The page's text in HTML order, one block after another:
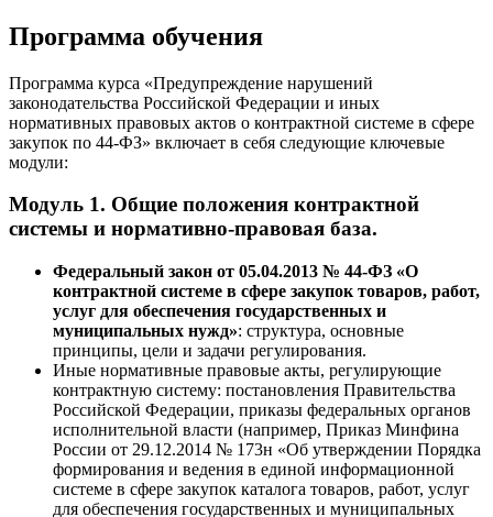
Программа обучения
Программа курса «Предупреждение нарушений
законодательства Российской Федерации и иных
нормативных правовых актов о контрактной системе в сфере
закупок по 44-ФЗ» включает в себя следующие ключевые
модули:
Модуль 1. Общие положения контрактной
системы и нормативно-правовая база.
Федеральный закон от 05.04.2013 № 44-ФЗ «О
контрактной системе в сфере закупок товаров, работ,
услуг для обеспечения государственных и
муниципальных нужд»: структура, основные
принципы, цели и задачи регулирования.
Иные нормативные правовые акты, регулирующие
контрактную систему: постановления Правительства
Российской Федерации, приказы федеральных органов
исполнительной власти (например, Приказ Минфина
России от 29.12.2014 № 173н «Об утверждении Порядка
формирования и ведения в единой информационной
системе в сфере закупок каталога товаров, работ, услуг
для обеспечения государственных и муниципальных